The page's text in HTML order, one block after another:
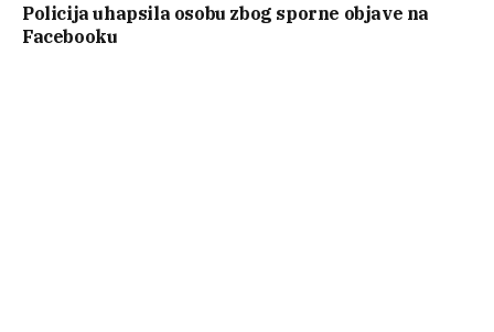
Policija uhapsila osobu zbog sporne objave na
Facebooku